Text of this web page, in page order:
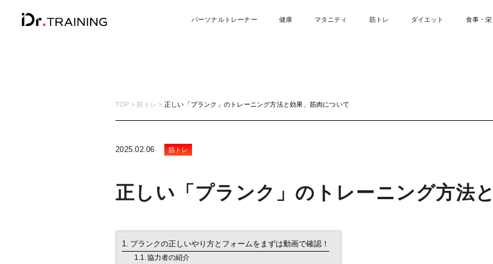
TOP 筋トレ 正しい「プランク」のトレーニング方法と効果、筋肉について
2025.02.06 筋トレ
正しい「プランク」のトレーニング方法
プランクの正しいやり方とフォームをまずは動画で確認！
協力者の紹介
パーソナルトレーナー 健康 マタニティ 筋トレ ダイエット 食事・